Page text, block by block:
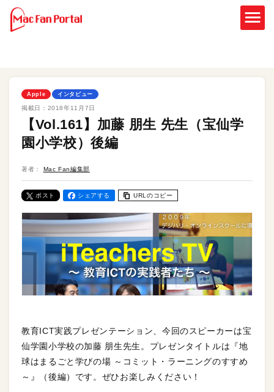
Apple インタビュー
掲載日： 2018年11月7日
【Vol.161】加藤 朋生 先生（宝仙学
園小学校）後編
著者： Mac Fan編集部
ポスト シェアする URLのコピー
教育ICT実践プレゼンテーション、今回のスピーカーは宝
仙学園小学校の加藤 朋生先生。プレゼンタイトルは『地
球はまるごと学びの場 ～コミット・ラーニングのすすめ
～』（後編）です。ぜひお楽しみください！